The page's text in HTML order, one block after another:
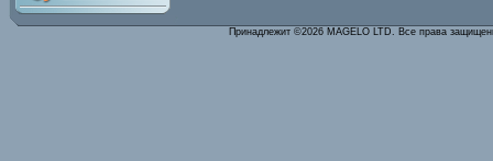
Принадлежит ©2026 MAGELO LTD. Все права